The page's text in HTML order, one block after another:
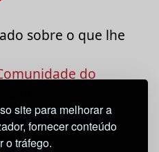
site para melhorar a
fornecer conteúdo
o tráfego.
sobre o que lhe
do